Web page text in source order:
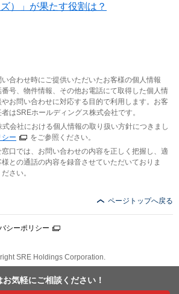
お気軽にご相談ください！
）」が果たす役割は？
合わせ時にご提供いただいたお客様の個人情報
番号、物件情報、その他お電話にて取得した個人情
お問い合わせに対応する目的で利用します。お客
はSREホールディングス株式会社です。
会社における個人情報の取り扱い方針につきまし
シー
をご参照ください。
口では、お問い合わせの内容を正しく把握し、適
との通話の内容を録音させていただいておりま
さい。
ページトップへ戻る
シーポリシー
SRE Holdings Corporation.